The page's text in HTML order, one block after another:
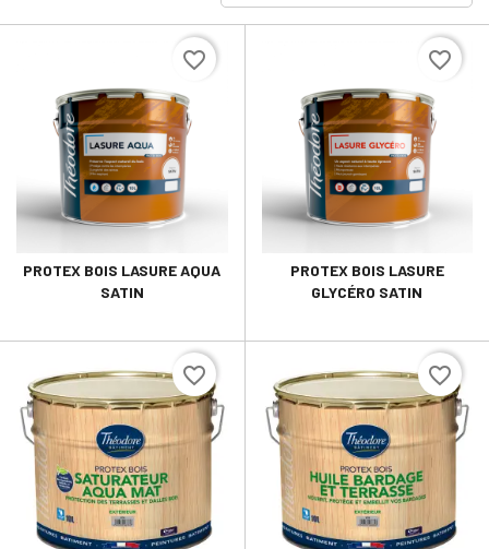
PROTEX BOIS LASURE AQUA
SATIN
favorite_border
PROTEX BOIS LASURE
GLYCÉRO SATIN
favorite_border
favorite_border favorite_border